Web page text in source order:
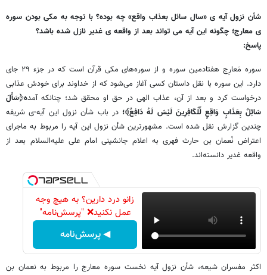
شأن نزول آیه ی «سال سائل بعذاب واقع» چه بوده؟ با توجه به مکی بودن سوره
ی معارج؛ چگونه این آیه می تواند بعد از واقعه ی غدیر نازل شده باشد؟
پاسخ:
سوره مَعارِج هفتادمین سوره و از سوره‌های مکی قرآن است که در جزء ۲۹ جای
دارد. این سوره با نقل داستان کسی آغاز می‌شود که از خداوند برای خودش عذابی
درخواست کرد و بعد از آن، عذاب الهی در حق او محقق شد؛ چنانکه آمده﴿سَأَلَ
سَائِلٌ بِعَذَابٍ وَاقِعٍ لِّلْکَافِرِ‌ینَ لَیْسَ لَهُ دَافِعٌ﴾؛ در باب شأن نزول این آیه-ی شریفه
چندین گزارش نقل شده است. مشهورترین شأن نزول این آیه را مربوط به ماجرای
اعتراض نُعمان بن حارث فهری به اعلام جانشینی امام علی علیه‌السلام بعد از
واقعه غدیر دانسته‌اند.
زانو درد دارین؟ به هیچ وجه
عمل نکنید❌ "پرسش‌نامه"
◀ پرسش‌نامه
اکثر مفسران شیعه، شأن نزول آیه نخست سوره معارج را مربوط به نعمان بن